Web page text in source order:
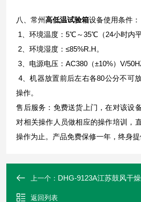
八、常州高低温试验箱设备使用条件：
1、环境温度：5℃～35℃（24小时内
2、环境湿度：≤85%R.H。
3、电源电压：AC380（±10%）V/
4、机器放置前后左右各80公分不可
操作。
售后服务：免费送货上门，在对该设
对相关操作人员做相应的操作培训，
操作为止。产品免费保修一年，终身提
上一个： DHG-9123A江苏鼓风干
返回列表